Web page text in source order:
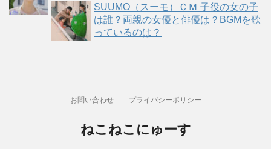
SUUMO（スーモ）ＣＭ 子役の女の子
は誰？両親の女優と俳優は？BGMを歌
っているのは？
お問い合わせ プライバシーポリシー
ねこねこにゅーす